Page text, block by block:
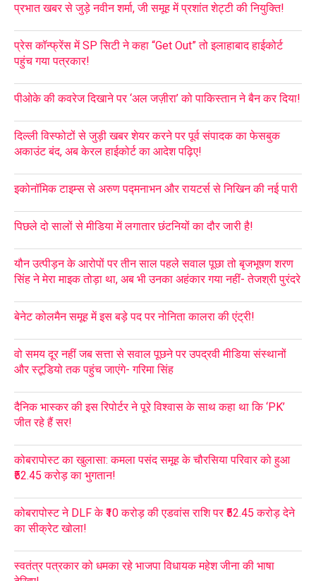
प्रभात खबर से जुड़े नवीन शर्मा, जी समूह में प्रशांत शेट्टी की नियुक्ति!
प्रेस कॉन्फ्रेंस में SP सिटी ने कहा “Get Out” तो इलाहाबाद हाईकोर्ट
पहुंच गया पत्रकार!
पीओके की कवरेज दिखाने पर ‘अल जज़ीरा’ को पाकिस्तान ने बैन कर दिया!
दिल्ली विस्फोटों से जुड़ी खबर शेयर करने पर पूर्व संपादक का फेसबुक
अकाउंट बंद, अब केरल हाईकोर्ट का आदेश पढ़िए!
इकोनॉमिक टाइम्स से अरुण पद्मनाभन और रायटर्स से निखिन की नई पारी
पिछले दो सालों से मीडिया में लगातार छंटनियों का दौर जारी है!
यौन उत्पीड़न के आरोपों पर तीन साल पहले सवाल पूछा तो बृजभूषण शरण
सिंह ने मेरा माइक तोड़ा था, अब भी उनका अहंकार गया नहीं- तेजश्री पुरंदरे
बेनेट कोलमैन समूह में इस बड़े पद पर नोनिता कालरा की एंट्री!
वो समय दूर नहीं जब सत्ता से सवाल पूछने पर उपद्रवी मीडिया संस्थानों
और स्टूडियो तक पहुंच जाएंगे- गरिमा सिंह
दैनिक भास्कर की इस रिपोर्टर ने पूरे विश्वास के साथ कहा था कि ‘PK’
जीत रहे हैं सर!
कोबरापोस्ट का खुलासा: कमला पसंद समूह के चौरसिया परिवार को हुआ
₹52.45 करोड़ का भुगतान!
कोबरापोस्ट ने DLF के ₹10 करोड़ की एडवांस राशि पर ₹52.45 करोड़ देने
का सीक्रेट खोला!
स्वतंत्र पत्रकार को धमका रहे भाजपा विधायक महेश जीना की भाषा